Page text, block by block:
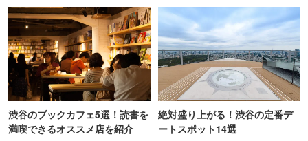
渋谷のブックカフェ5選！読書を
満喫できるオススメ店を紹介
絶対盛り上がる！渋谷の定番デ
ートスポット14選